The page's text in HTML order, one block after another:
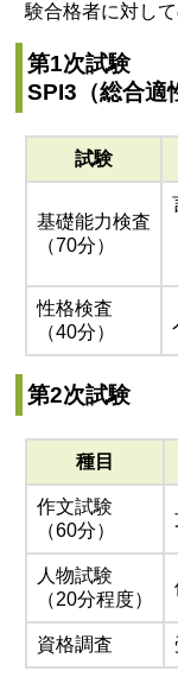
験合格者に対して
第1次試験
SPI3（総合適
試験
基礎能力検査
（70分）
性格検査
（40分）
第2次試験
種目
作文試験
（60分）
人物試験
（20分程度）
資格調査